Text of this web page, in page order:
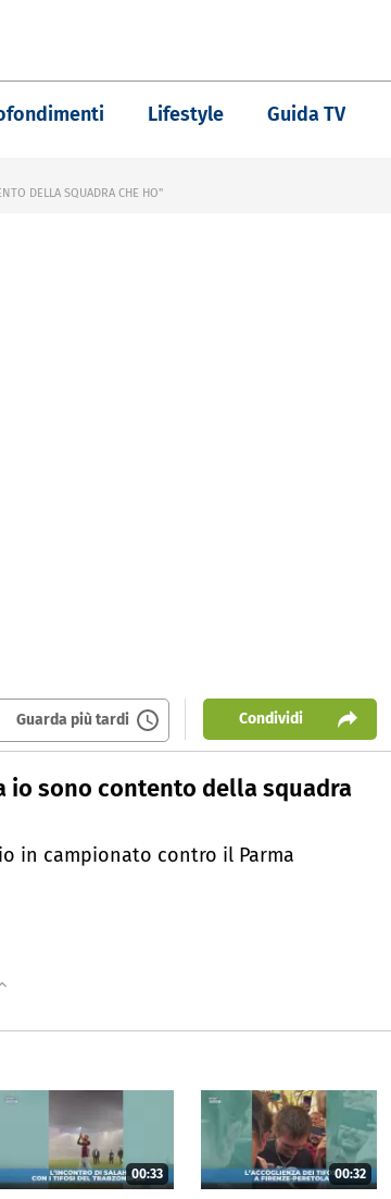
Lifestyle Guida TV
DELLA SQUADRA CHE HO"
Guarda più tardi Condividi
io sono contento della squadra
in campionato contro il Parma
00:33 00:32